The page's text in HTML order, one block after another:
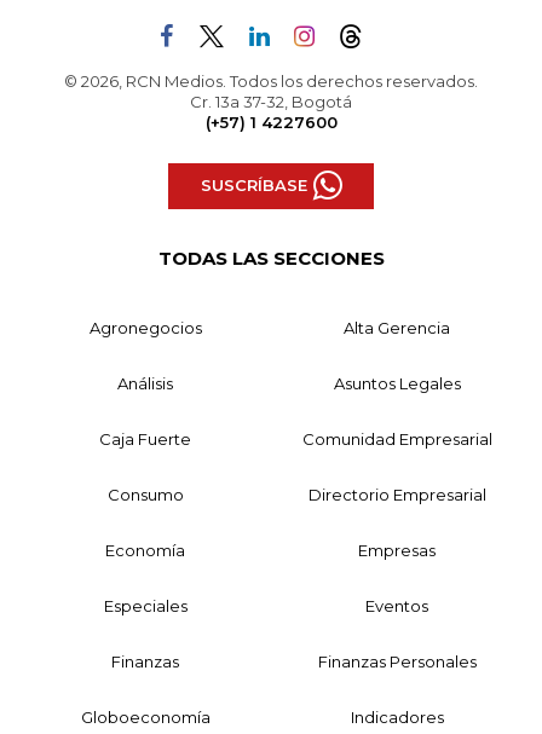
© 2026, RCN Medios. Todos los derechos reservados.
Cr. 13a 37-32, Bogotá
(+57) 1 4227600
SUSCRÍBASE
TODAS LAS SECCIONES
Agronegocios Alta Gerencia
Análisis Asuntos Legales
Caja Fuerte Comunidad Empresarial
Consumo Directorio Empresarial
Economía Empresas
Especiales Eventos
Finanzas Finanzas Personales
Globoeconomía Indicadores